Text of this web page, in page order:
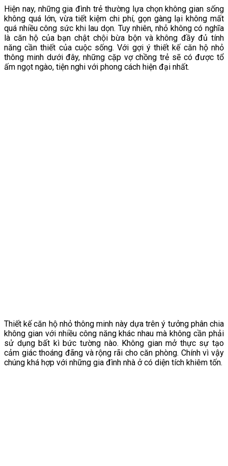
Hiện nay, những gia đình trẻ thường lựa chọn không gian sống
không quá lớn, vừa tiết kiệm chi phí, gọn gàng lại không mất
quá nhiều công sức khi lau dọn. Tuy nhiên, nhỏ không có nghĩa
là căn hộ của bạn chật chội bừa bộn và không đầy đủ tính
năng cần thiết của cuộc sống. Với gợi ý thiết kế căn hộ nhỏ
thông minh dưới đây, những cặp vợ chồng trẻ sẽ có được tổ
ấm ngọt ngào, tiện nghi với phong cách hiện đại nhất.
Thiết kế căn hộ nhỏ thông minh này dựa trên ý tưởng phân chia
không gian với nhiều công năng khác nhau mà không cần phải
sử dụng bất kì bức tường nào. Không gian mở thực sự tạo
cảm giác thoáng đãng và rộng rãi cho căn phòng. Chính vì vậy
chúng khá hợp với những gia đình nhà ở có diện tích khiêm tốn.